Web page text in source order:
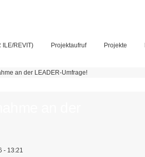
ILE/REVIT) Projektaufruf Projekte
an der LEADER-Umfrage!
- 13:21